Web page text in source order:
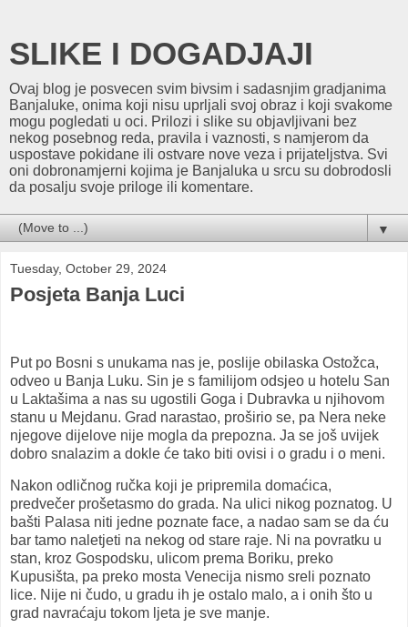
SLIKE I DOGADJAJI
Ovaj blog je posvecen svim bivsim i sadasnjim gradjanima
Banjaluke, onima koji nisu uprljali svoj obraz i koji svakome
mogu pogledati u oci. Prilozi i slike su objavljivani bez
nekog posebnog reda, pravila i vaznosti, s namjerom da
uspostave pokidane ili ostvare nove veza i prijateljstva. Svi
oni dobronamjerni kojima je Banjaluka u srcu su dobrodosli
da posalju svoje priloge ili komentare.
▼
Tuesday, October 29, 2024
Posjeta Banja Luci
Put po Bosni s unukama nas je, poslije obilaska Ostožca,
odveo u Banja Luku. Sin je s familijom odsjeo u hotelu San
u Laktašima a nas su ugostili Goga i Dubravka u njihovom
stanu u Mejdanu. Grad narastao, proširio se, pa Nera neke
njegove dijelove nije mogla da prepozna. Ja se još uvijek
dobro snalazim a dokle će tako biti ovisi i o gradu i o meni.
Nakon odličnog ručka koji je pripremila domaćica,
predvečer prošetasmo do grada. Na ulici nikog poznatog. U
bašti Palasa niti jedne poznate face, a nadao sam se da ću
bar tamo naletjeti na nekog od stare raje. Ni na povratku u
stan, kroz Gospodsku, ulicom prema Boriku, preko
Kupusišta, pa preko mosta Venecija nismo sreli poznato
lice. Nije ni čudo, u gradu ih je ostalo malo, a i onih što u
grad navraćaju tokom ljeta je sve manje.